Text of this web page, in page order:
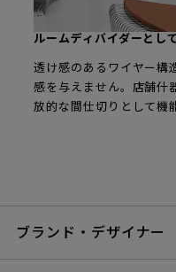
ルームディバイダーとし
透け感のあるワイヤー構
感を与えません。店舗什
放的な間仕切りとして機
ブランド・デザイナー